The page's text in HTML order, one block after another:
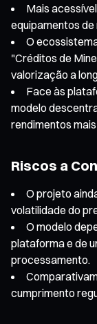
Mais
equipamentos
O
"Créditos de
valorização a
Face às
modelo
rendimentos
Riscos a
O projeto
volatilidade do
O modelo
plataforma e de
processamento.
cumprimento